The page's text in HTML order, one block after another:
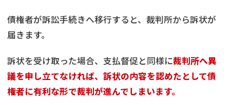
債権者が訴訟手続きへ移行すると、裁判所から訴状が
届きます。
訴状を受け取った場合、支払督促と同様に裁判所へ異
議を申し立てなければ、訴状の内容を認めたとして債
権者に有利な形で裁判が進んでしまいます。